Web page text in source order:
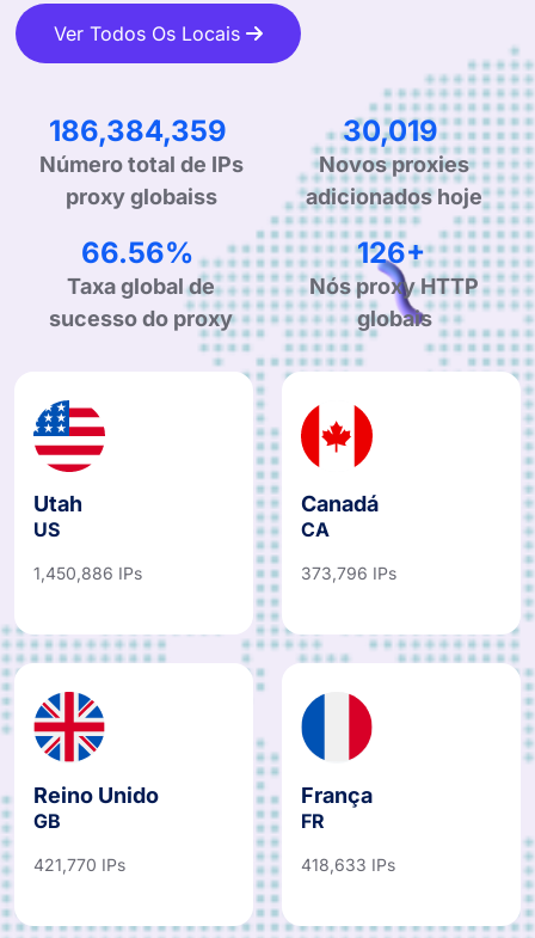
Ver Todos Os Locais
274,094,646
Número total de IPs
44,147
Novos proxies
adicionados hoje
99.90%
Taxa global de
sucesso do proxy
190+
Nós proxy HTTP
globais
Utah
US
Canadá
CA
Reino Unido
GB FR